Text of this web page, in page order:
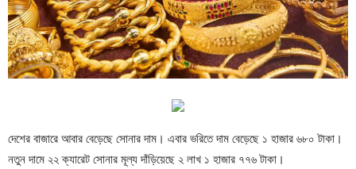
দেশের বাজারে আবার বেড়েছে সোনার দাম। এবার ভরিতে দাম বেড়েছে ১ হাজার ৬৮০ টাকা।
নতুন দামে ২২ ক্যারেট সোনার মূল্য দাঁড়িয়েছে ২ লাখ ১ হাজার ৭৭৬ টাকা।